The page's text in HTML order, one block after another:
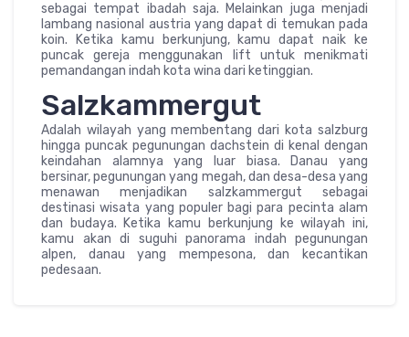
sebagai tempat ibadah saja. Melainkan juga menjadi
lambang nasional austria yang dapat di temukan pada
koin. Ketika kamu berkunjung, kamu dapat naik ke
puncak gereja menggunakan lift untuk menikmati
pemandangan indah kota wina dari ketinggian.
Salzkammergut
Adalah wilayah yang membentang dari kota salzburg
hingga puncak pegunungan dachstein di kenal dengan
keindahan alamnya yang luar biasa. Danau yang
bersinar, pegunungan yang megah, dan desa-desa yang
menawan menjadikan salzkammergut sebagai
destinasi wisata yang populer bagi para pecinta alam
dan budaya. Ketika kamu berkunjung ke wilayah ini,
kamu akan di suguhi panorama indah pegunungan
alpen, danau yang mempesona, dan kecantikan
pedesaan.